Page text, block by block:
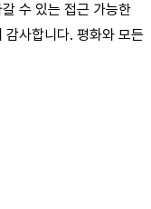
수 있는 접근 가능한
사합니다. 평화와 모든